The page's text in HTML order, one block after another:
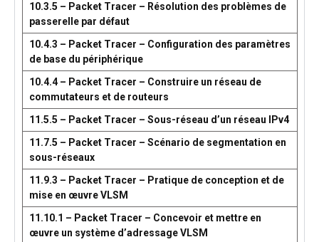
10.3.5 – Packet Tracer – Résolution des problèmes de
passerelle par défaut
10.4.3 – Packet Tracer – Configuration des paramètres
de base du périphérique
10.4.4 – Packet Tracer – Construire un réseau de
commutateurs et de routeurs
11.5.5 – Packet Tracer – Sous-réseau d’un réseau IPv4
11.7.5 – Packet Tracer – Scénario de segmentation en
sous-réseaux
11.9.3 – Packet Tracer – Pratique de conception et de
mise en œuvre VLSM
11.10.1 – Packet Tracer – Concevoir et mettre en
œuvre un système d’adressage VLSM